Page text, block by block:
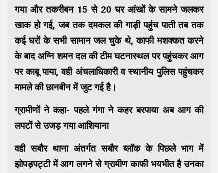
गया और तकरीबन 15 से 20 घर आंखों के सामने जलकर
खाक हो गई, जब तक दमकल की गाड़ी पहुंच पाती तब तक
कई घरों के सभी सामान जल चुके थे, काफी मशक्कत करने
के बाद अग्नि शमन दल की टीम घटनास्थल पर पहुंचकर आग
पर काबू पाया, वही अंचलाधिकारी व स्थानीय पुलिस पहुंचकर
मामले की छानबीन में जुट गई है।
ग्रामीणों ने कहा- पहले गंगा ने कहर बरपाया अब आग की
लपटों से उजड़ गया आशियाना
वही सबौर थाना अंतर्गत सबौर ब्लॉक के पिछले भाग में
झोपड़पट्टी में आग लगने से ग्रामीण काफी भयभीत है उनका